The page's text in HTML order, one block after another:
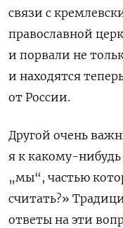
связи с
православной
и порвали не
и находятся
от России.
Другой очень
я к какому-
„мы“, частью
считать?»
ответы на эти